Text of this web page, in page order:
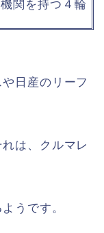
関を持つ４輪
日産のリーフ
は、クルマレ
うです。